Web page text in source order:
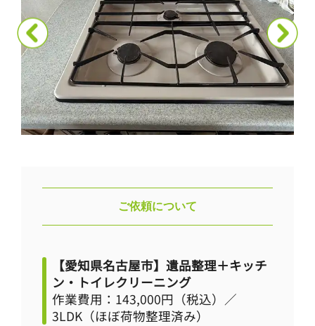
ご依頼について
【愛知県名古屋市】遺品整理＋キッチ
ン・トイレクリーニング
作業費用：143,000円（税込）／
3LDK（ほぼ荷物整理済み）